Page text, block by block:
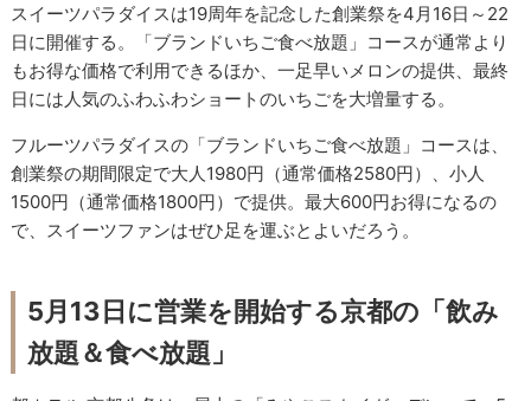
スイーツパラダイスは19周年を記念した創業祭を4月16日～22
日に開催する。「ブランドいちご食べ放題」コースが通常より
もお得な価格で利用できるほか、一足早いメロンの提供、最終
日には人気のふわふわショートのいちごを大増量する。
フルーツパラダイスの「ブランドいちご食べ放題」コースは、
創業祭の期間限定で大人1980円（通常価格2580円）、小人
1500円（通常価格1800円）で提供。最大600円お得になるの
で、スイーツファンはぜひ足を運ぶとよいだろう。
5月13日に営業を開始する京都の「飲み
放題＆食べ放題」